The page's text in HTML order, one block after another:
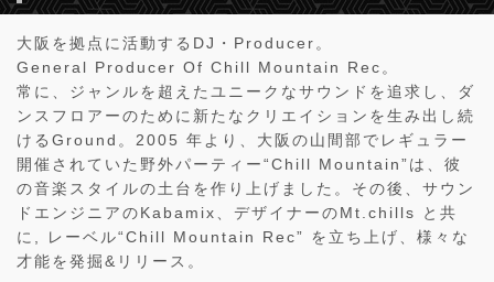
大阪を拠点に活動するDJ・Producer。
General Producer Of Chill Mountain Rec。
常に、ジャンルを超えたユニークなサウンドを追求し、ダ
ンスフロアーのために新たなクリエイションを生み出し続
けるGround。2005 年より、大阪の山間部でレギュラー
開催されていた野外パーティー“Chill Mountain”は、彼
の音楽スタイルの土台を作り上げました。その後、サウン
ドエンジニアのKabamix、デザイナーのMt.chills と共
に, レーベル“Chill Mountain Rec” を立ち上げ、様々な
才能を発掘&リリース。